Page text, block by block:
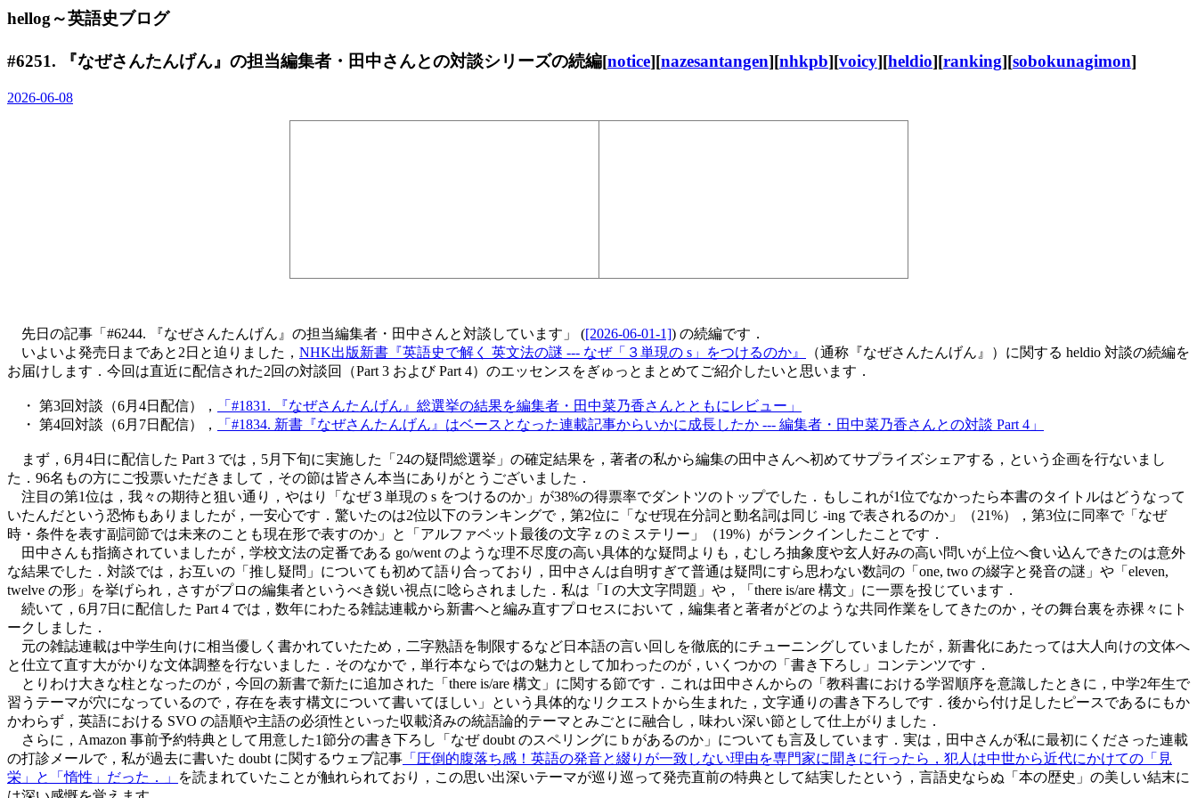
hellog～英語史ブログ
#6251. 『なぜさんたんげん』の担当編集者・田中さんとの対談シリーズの続編[notice][nazesantangen][nhkpb][voicy][heldio][ranking][sobokunagimon]
2026-06-08
先日の記事「#6244. 『なぜさんたんげん』の担当編集者・田中さんと対談しています」 ([2026-06-01-1]) の続編です．
いよいよ発売日まであと2日と迫りました， NHK出版新書『英語史で解く 英文法の謎 --- なぜ「３単現の s」をつけるのか』
（通称『なぜさんたんげん』）に関する heldio 対談の続編を
お届けします．今回は直近に配信された2回の対談回（Part 3 および Part 4）のエッセンスをぎゅっとまとめてご紹介したいと思います．
・ 第3回対談（6月4日配信），
「#1831. 『なぜさんたんげん』総選挙の結果を編集者・田中菜乃香さんとともにレビュー」
・ 第4回対談（6月7日配信），
「#1834. 新書『なぜさんたんげん』はベースとなった連載記事からいかに成長したか --- 編集者・田中菜乃香さんとの対談 Part 4」
まず，6月4日に配信した Part 3 では，5月下旬に実施した「24の疑問総選挙」の確定結果を，著者の私から編集の田中さんへ初めてサプライズシェアする，という企画を行ないまし
た．96名もの方にご投票いただきまして，その節は皆さん本当にありがとうございました．
注目の第1位は，我々の期待と狙い通り，やはり「なぜ３単現の s をつけるのか」が38%の得票率でダントツのトップでした．もしこれが1位でなかったら本書のタイトルはどうなって
いたんだという恐怖もありましたが，一安心です．驚いたのは2位以下のランキングで，第2位に「なぜ現在分詞と動名詞は同じ -ing で表されるのか」（21%），第3位に同率で「なぜ
時・条件を表す副詞節では未来のことも現在形で表すのか」と「アルファベット最後の文字 z のミステリー」（19%）がランクインしたことです．
田中さんも指摘されていましたが，学校文法の定番である go/went のような理不尽度の高い具体的な疑問よりも，むしろ抽象度や玄人好みの高い問いが上位へ食い込んできたのは意外
な結果でした．対談では，お互いの「推し疑問」についても初めて語り合っており，田中さんは自明すぎて普通は疑問にすら思わない数詞の「one, two の綴字と発音の謎」や「eleven,
twelve の形」を挙げられ，さすがプロの編集者というべき鋭い視点に唸らされました．私は「I の大文字問題」や，「there is/are 構文」に一票を投じています．
続いて，6月7日に配信した Part 4 では，数年にわたる雑誌連載から新書へと編み直すプロセスにおいて，編集者と著者がどのような共同作業をしてきたのか，その舞台裏を赤裸々にト
ークしました．
元の雑誌連載は中学生向けに相当優しく書かれていたため，二字熟語を制限するなど日本語の言い回しを徹底的にチューニングしていましたが，新書化にあたっては大人向けの文体へ
と仕立て直す大がかりな文体調整を行ないました．そのなかで，単行本ならではの魅力として加わったのが，いくつかの「書き下ろし」コンテンツです．
とりわけ大きな柱となったのが，今回の新書で新たに追加された「there is/are 構文」に関する節です．これは田中さんからの「教科書における学習順序を意識したときに，中学2年生で
習うテーマが穴になっているので，存在を表す構文について書いてほしい」という具体的なリクエストから生まれた，文字通りの書き下ろしです．後から付け足したピースであるにもか
かわらず，英語における SVO の語順や主語の必須性といった収載済みの統語論的テーマとみごとに融合し，味わい深い節として仕上がりました．
さらに，Amazon 事前予約特典として用意した1節分の書き下ろし「なぜ doubt のスペリングに b があるのか」についても言及しています．実は，田中さんが私に最初にくださった連載
の打診メールで，私が過去に書いた doubt に関するウェブ記事 「圧倒的腹落ち感！英語の発音と綴りが一致しない理由を専門家に聞きに行ったら，犯人は中世から近代にかけての「見
栄」と「惰性」だった．」
を読まれていたことが触れられており，この思い出深いテーマが巡り巡って発売直前の特典として結実したという，言語史ならぬ「本の歴史」の美しい結末に